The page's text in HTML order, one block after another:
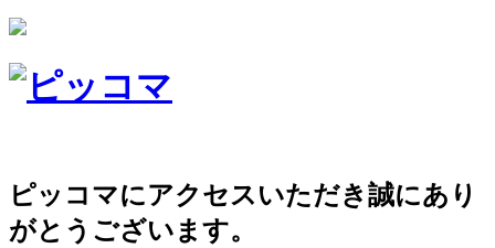
ピッコマにアクセスいただき誠にあり
がとうございます。